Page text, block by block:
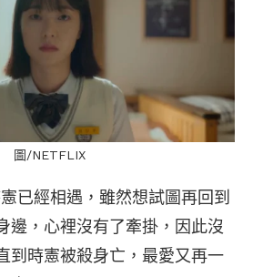
圖/NETFLIX
已經相遇，雖然想試圖再回到
邊，心裡沒有了牽掛，因此沒
到時憲被殺身亡，最愛又再一